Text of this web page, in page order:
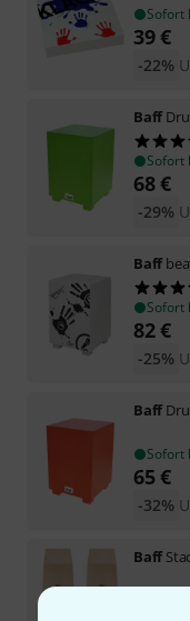
Sofort
39€
-22%
Baff
Sofort
68€
-29%
Baff
Sofort
82€
-25%
Baff
Sofort
65€
-32%
Baff